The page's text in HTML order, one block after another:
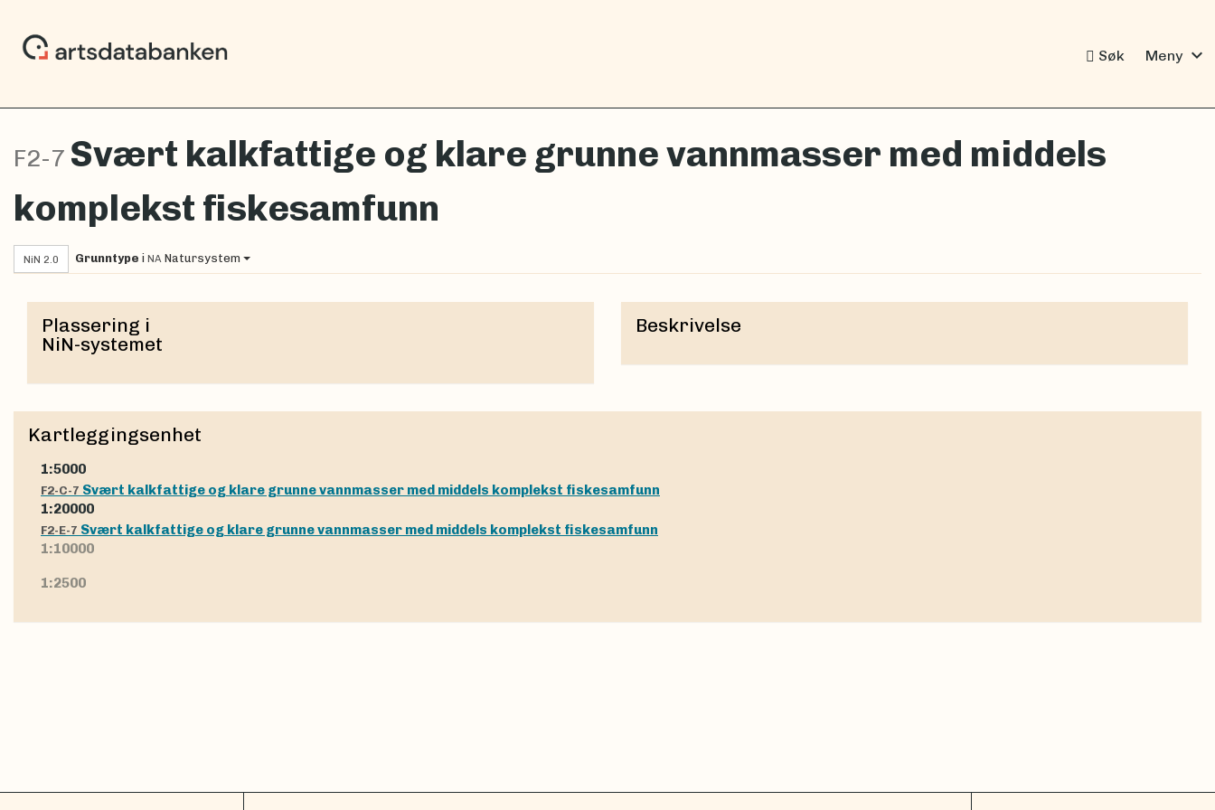
Søk Meny expand_more
F2-7 Svært kalkfattige og klare grunne vannmasser med middels
komplekst fiskesamfunn
NiN 2.0 Grunntype i NA Natursystem
Plassering i
NiN-systemet
Beskrivelse
Kartleggingsenhet
1:5000
F2-C-7 Svært kalkfattige og klare grunne vannmasser med middels komplekst fiskesamfunn
1:20000
F2-E-7 Svært kalkfattige og klare grunne vannmasser med middels komplekst fiskesamfunn
1:10000
1:2500